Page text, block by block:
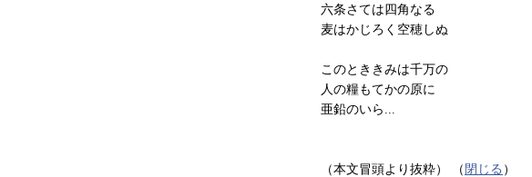
六条さては四角なる
麦はかじろく空穂しぬ
このとききみは千万の
人の糧もてかの原に
亜鉛のいら...
（本文冒頭より抜粋） （ 閉じる ）